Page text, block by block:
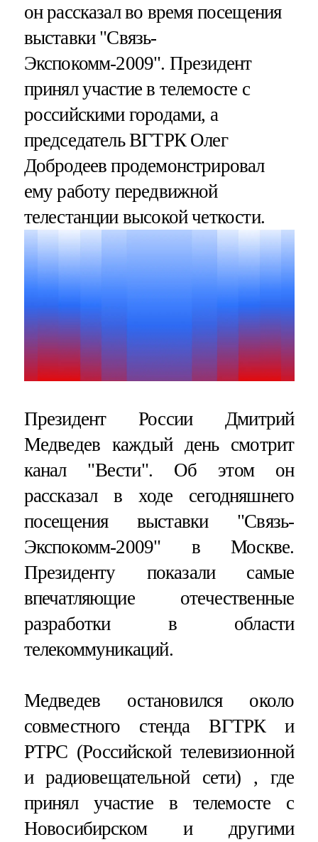
он рассказал во время посещения
выставки "Связь-
Экспокомм-2009". Президент
принял участие в телемосте с
российскими городами, а
председатель ВГТРК Олег
Добродеев продемонстрировал
ему работу передвижной
телестанции высокой четкости.
Президент России Дмитрий
Медведев каждый день смотрит
канал "Вести". Об этом он
рассказал в ходе сегодняшнего
посещения выставки "Связь-
Экспокомм-2009" в Москве.
Президенту показали самые
впечатляющие отечественные
разработки в области
телекоммуникаций.
Медведев остановился около
совместного стенда ВГТРК и
РТРС (Российской телевизионной
и радиовещательной сети) , где
принял участие в телемосте с
Новосибирском и другими